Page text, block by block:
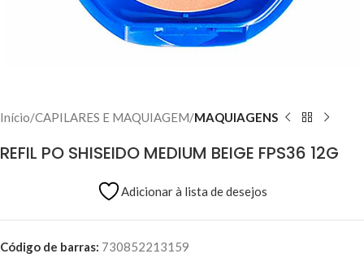
Início CAPILARES E MAQUIAGEM MAQUIAGENS
REFIL PO SHISEIDO MEDIUM BEIGE FPS36 12G
Adicionar à lista de desejos
Código de barras: 730852213159